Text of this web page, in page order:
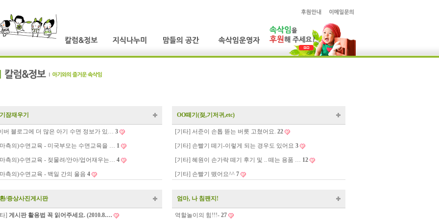
잠재우기
버 블로그에 더 많은 아기 수면 정보가 있… 3
측의)수면교육 - 미국부모는 수면교육을 … 1
측의)수면교육 - 젖물려/안아/업어재우는… 4
측의)수면교육 - 백일 간의 울음 4
OO떼기(젖,기저귀,etc)
[기타] 서준이 손톱 뜯는 버릇 고쳤어요. 22
[기타] 손빨기 떼기-이렇게 되는 경우도 있어요 3
[기타] 혜원이 손가락 떼기 후기 및 .. 떼는 용품 … 12
[기타] 손빨기 뗐어요^^ 7
/증상사진게시판
] 게시판 활용법 꼭 읽어주세요. (2010.8.…
엄마, 나 침팬지!
역할놀이의 힘!!!- 27